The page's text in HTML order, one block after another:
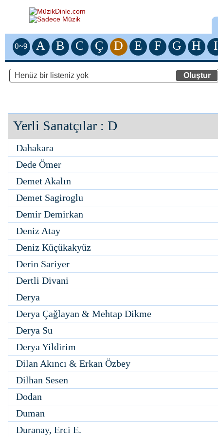
0~9 A B C Ç D E F G H I
Yerli Sanatçılar : D
Dahakara
Dede Ömer
Demet Akalın
Demet Sagiroglu
Demir Demirkan
Deniz Atay
Deniz Küçükakyüz
Derin Sariyer
Dertli Divani
Derya
Derya Çağlayan & Mehtap Dikme
Derya Su
Derya Yildirim
Dilan Akıncı & Erkan Özbey
Dilhan Sesen
Dodan
Duman
Duranay, Erci E.